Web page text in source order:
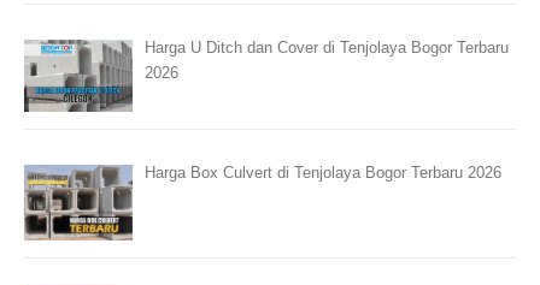
Harga U Ditch dan Cover di Tenjolaya Bogor Terbaru
2026
Harga Box Culvert di Tenjolaya Bogor Terbaru 2026